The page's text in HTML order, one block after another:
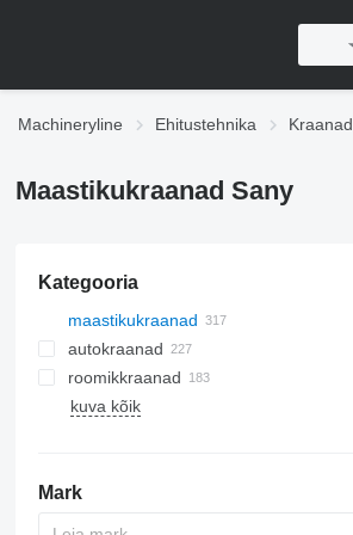
Machineryline Ehitustehnika Kraanad
Maastikukraanad Sany
Kategooria
maastikukraanad
autokraanad
roomikkraanad
kuva kõik
Mark